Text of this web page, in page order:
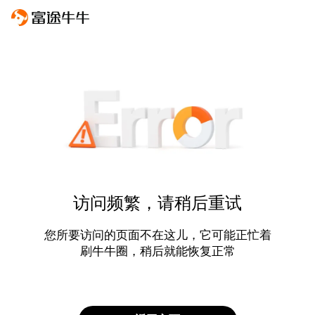
访问频繁，请稍后重试
您所要访问的页面不在这儿，它可能正忙着
刷牛牛圈，稍后就能恢复正常